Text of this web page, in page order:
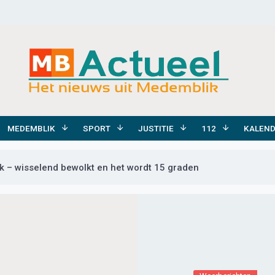
MEDEMBLIK SPORT JUSTITIE 112
– wisselend bewolkt en het wordt 15 graden